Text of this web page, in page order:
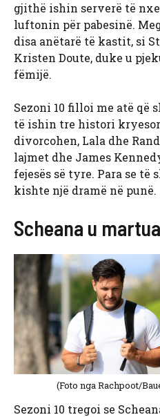
gjithë ishin serverë të
luftonin për pabesinë.
disa anëtarë të kastit, si
Kristen Doute, duke u
fëmijë.
Sezoni 10 filloi me atë që
të ishin tre histori
divorcohen, Lala dhe
lajmet dhe James
fejesës së tyre. Para se të
kishte një dramë në punë.
Scheana u martua
(Foto nga Rachpoot/
Sezoni 10 tregoi se